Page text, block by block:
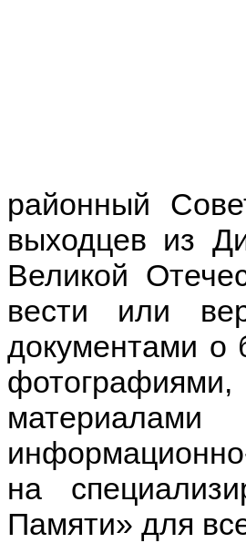
районный
выходцев из
Великой
вести или
документами о
на
Памяти» для